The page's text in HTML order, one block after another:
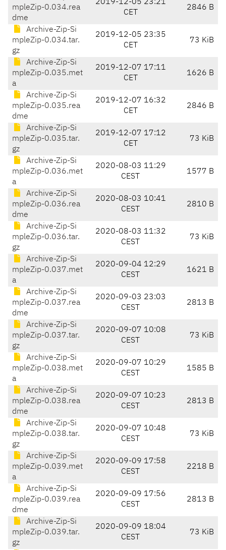
mpleZip-0.034.rea
dme
2019-12-05 23:21
CET
2846 B
Archive-Zip-Si
mpleZip-0.034.tar.
gz
2019-12-05 23:35
CET
73 KiB
Archive-Zip-Si
mpleZip-0.035.met
a
2019-12-07 17:11
CET
1626 B
Archive-Zip-Si
mpleZip-0.035.rea
dme
2019-12-07 16:32
CET
2846 B
Archive-Zip-Si
mpleZip-0.035.tar.
gz
2019-12-07 17:12
CET
73 KiB
Archive-Zip-Si
mpleZip-0.036.met
a
2020-08-03 11:29
CEST
1577 B
Archive-Zip-Si
mpleZip-0.036.rea
dme
2020-08-03 10:41
CEST
2810 B
Archive-Zip-Si
mpleZip-0.036.tar.
gz
2020-08-03 11:32
CEST
73 KiB
Archive-Zip-Si
mpleZip-0.037.met
a
2020-09-04 12:29
CEST
1621 B
Archive-Zip-Si
mpleZip-0.037.rea
dme
2020-09-03 23:03
CEST
2813 B
Archive-Zip-Si
mpleZip-0.037.tar.
gz
2020-09-07 10:08
CEST
73 KiB
Archive-Zip-Si
mpleZip-0.038.met
a
2020-09-07 10:29
CEST
1585 B
Archive-Zip-Si
mpleZip-0.038.rea
dme
2020-09-07 10:23
CEST
2813 B
Archive-Zip-Si
mpleZip-0.038.tar.
gz
2020-09-07 10:48
CEST
73 KiB
Archive-Zip-Si
mpleZip-0.039.met
a
2020-09-09 17:58
CEST
2218 B
Archive-Zip-Si
mpleZip-0.039.rea
dme
2020-09-09 17:56
CEST
2813 B
Archive-Zip-Si
mpleZip-0.039.tar.
gz
2020-09-09 18:04
CEST
73 KiB